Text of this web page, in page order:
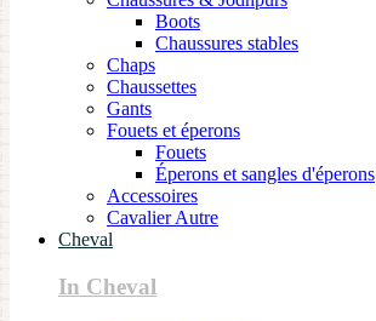
Boots
Chaussures stables
Chaps
Chaussettes
Gants
Fouets et éperons
Fouets
Éperons et sangles d'éperons
Accessoires
Cavalier Autre
Cheval
In Cheval